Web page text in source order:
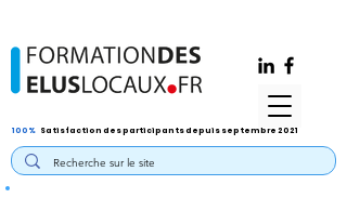
100% Satisfaction des participants depuis septembre 2021